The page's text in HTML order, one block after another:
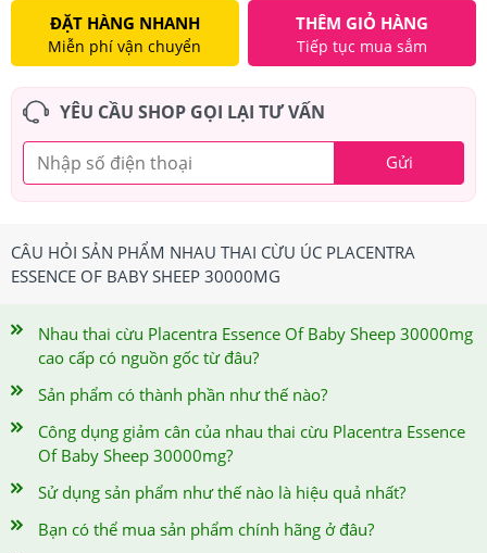
THÊM GIỎ HÀNG
Tiếp tục mua sắm
ĐẶT HÀNG NHANH
Miễn phí vận chuyển
YÊU CẦU SHOP GỌI LẠI TƯ VẤN
Gửi
CÂU HỎI SẢN PHẨM NHAU THAI CỪU ÚC PLACENTRA
ESSENCE OF BABY SHEEP 30000MG
Nhau thai cừu Placentra Essence Of Baby Sheep 30000mg
cao cấp có nguồn gốc từ đâu?
Sản phẩm có thành phần như thế nào?
Công dụng giảm cân của nhau thai cừu Placentra Essence
Of Baby Sheep 30000mg?
Sử dụng sản phẩm như thế nào là hiệu quả nhất?
Bạn có thể mua sản phẩm chính hãng ở đâu?